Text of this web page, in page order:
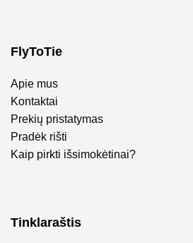
FlyToTie
Apie mus
Kontaktai
Prekių pristatymas
Pradėk rišti
Kaip pirkti išsimokėtinai?
Tinklaraštis